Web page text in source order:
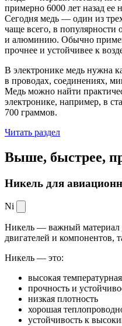
примерно 6000 лет назад ее
Сегодня медь — один из
чаще всего, в популярности
и алюминию. Обычно
прочнее и устойчивее к
В электронике медь нужна
в проводах, соединениях,
Медь можно найти
электронике, например, в
700 граммов.
Читать раздел
Выше, быстрее,
Никель для
Ni
Никель — важный материал
двигателей и компонентов,
Никель — это:
высокая
прочность и
низкая плотность
хорошая
устойчивость к